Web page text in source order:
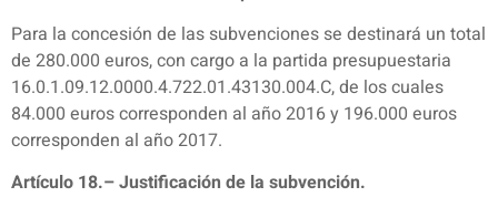
Para la concesión de las subvenciones se destinará un total
de 280.000 euros, con cargo a la partida presupuestaria
16.0.1.09.12.0000.4.722.01.43130.004.C, de los cuales
84.000 euros corresponden al año 2016 y 196.000 euros
corresponden al año 2017.
Artículo 18.– Justificación de la subvención.